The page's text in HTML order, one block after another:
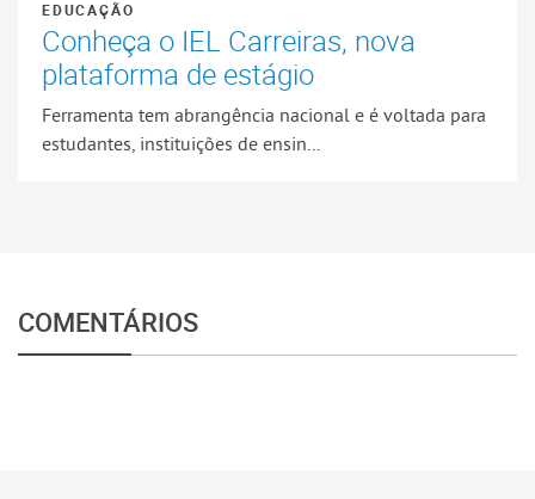
EDUCAÇÃO
Conheça o IEL Carreiras, nova
plataforma de estágio
Ferramenta tem abrangência nacional e é voltada para
estudantes, instituições de ensin...
COMENTÁRIOS